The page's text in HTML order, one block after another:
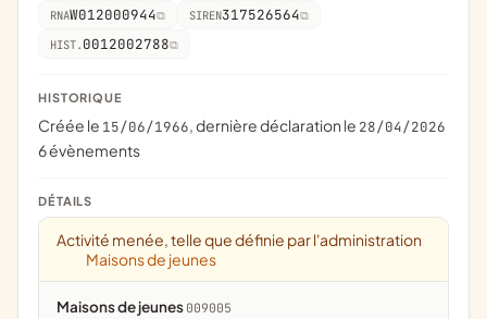
RNAW012000944 SIREN317526564
HIST. 0012002788
HISTORIQUE
Créée le 15/06/1966, dernière déclaration le 28/04/2026
6 évènements
DÉTAILS
Activité menée, telle que définie par l'administration
Maisons de jeunes
Maisons de jeunes 009005